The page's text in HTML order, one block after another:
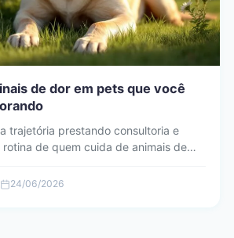
de dor em pets que você
trajetória prestando consultoria e
de quem cuida de animais de
24/06/2026